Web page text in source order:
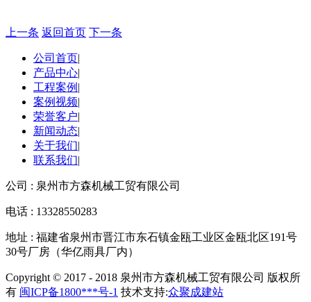
上一条 返回首页 下一条
公司首页|
产品中心|
工程案例 |
案例视频|
荣誉客户|
新闻动态|
关于我们|
联系我们|
公司 : 泉州市方森机械工贸有限公司
电话 : 13328550283
地址 : 福建省泉州市晋江市东石镇金瓯工业区金瓯北区191号
30号厂房（华亿雨具厂内）
Copyright © 2017 - 2018 泉州市方森机械工贸有限公司 版权所
有 闽ICP备1800***号-1 技术支持:众聚成建站